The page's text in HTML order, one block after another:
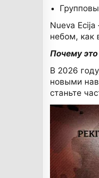
Nueva
небом, как
Почему
В 2026
новыми
станьте